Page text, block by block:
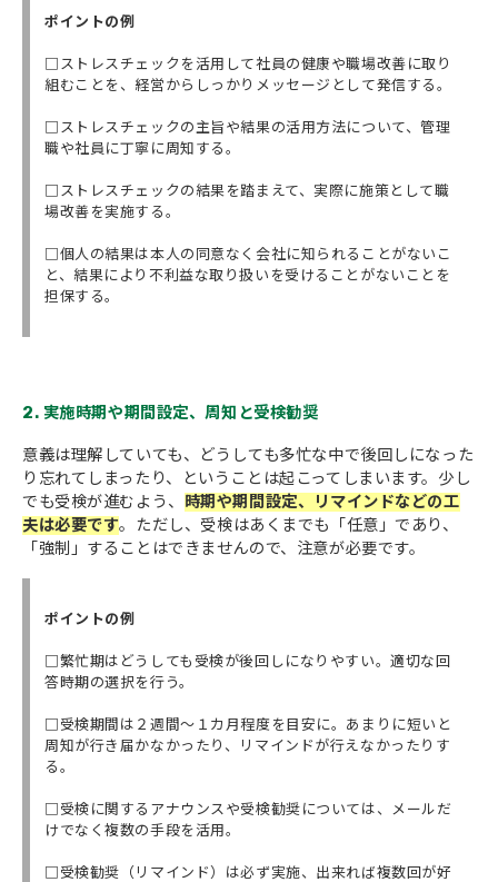
ポイントの例
□ストレスチェックを活用して社員の健康や職場改善に取り
組むことを、経営からしっかりメッセージとして発信する。
□ストレスチェックの主旨や結果の活用方法について、管理
職や社員に丁寧に周知する。
□ストレスチェックの結果を踏まえて、実際に施策として職
場改善を実施する。
□個人の結果は本人の同意なく会社に知られることがないこ
と、結果により不利益な取り扱いを受けることがないことを
担保する。
2. 実施時期や期間設定、周知と受検勧奨
意義は理解していても、どうしても多忙な中で後回しになった
り忘れてしまったり、ということは起こってしまいます。少し
でも受検が進むよう、 時期や期間設定、リマインドなどの工
夫は必要です。ただし、受検はあくまでも「任意」であり、
「強制」することはできませんので、注意が必要です。
ポイントの例
□繁忙期はどうしても受検が後回しになりやすい。適切な回
答時期の選択を行う。
□受検期間は２週間～１カ月程度を目安に。あまりに短いと
周知が行き届かなかったり、リマインドが行えなかったりす
る。
□受検に関するアナウンスや受検勧奨については、メールだ
けでなく複数の手段を活用。
□受検勧奨（リマインド）は必ず実施、出来れば複数回が好